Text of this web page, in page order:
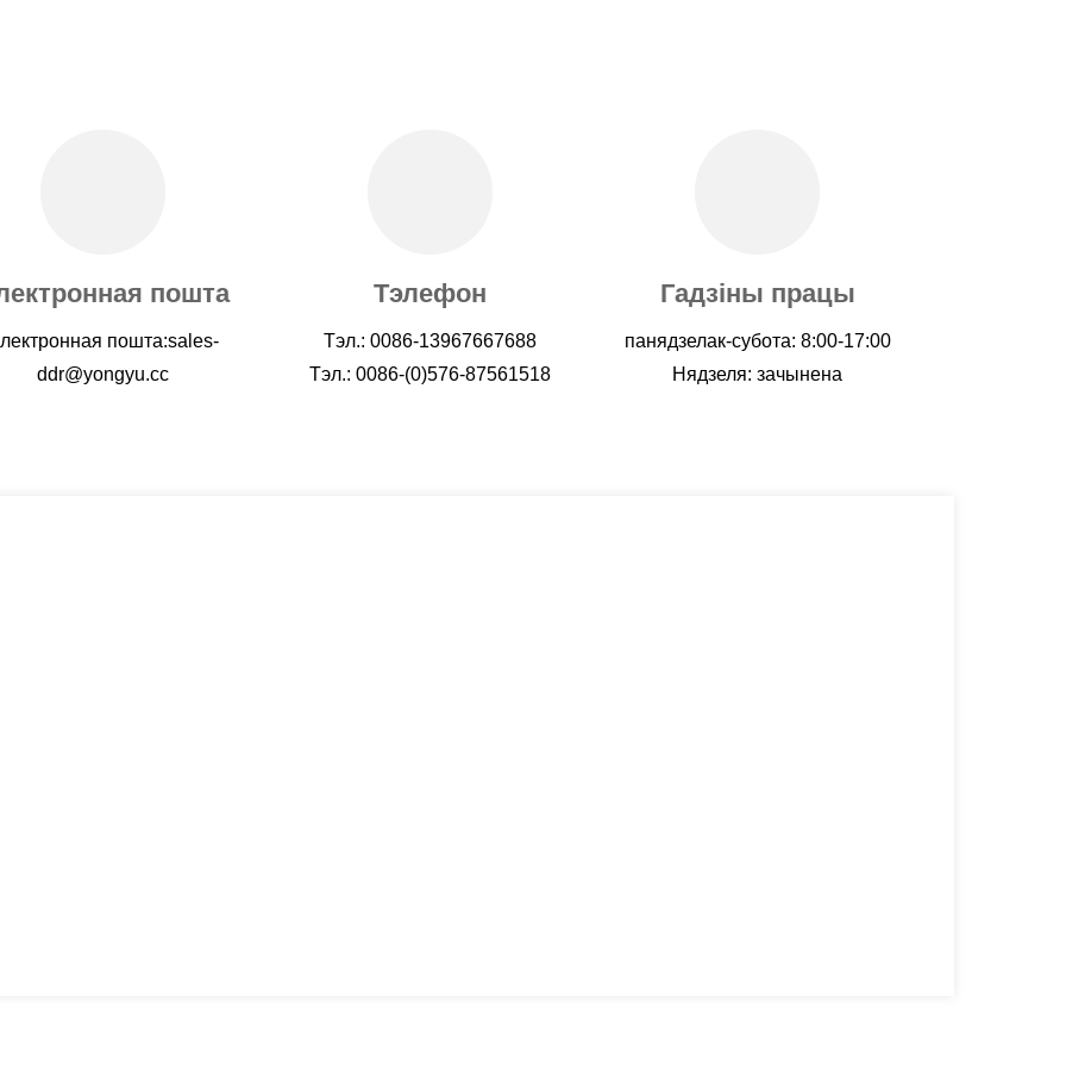
пошта
пошта:sales-
ddr@yongyu.cc
Тэлефон
Тэл.: 0086-13967667688
Тэл.: 0086-(0)576-87561518
Гадзіны працы
панядзелак-субота: 8:00-17:00
Нядзеля: зачынена